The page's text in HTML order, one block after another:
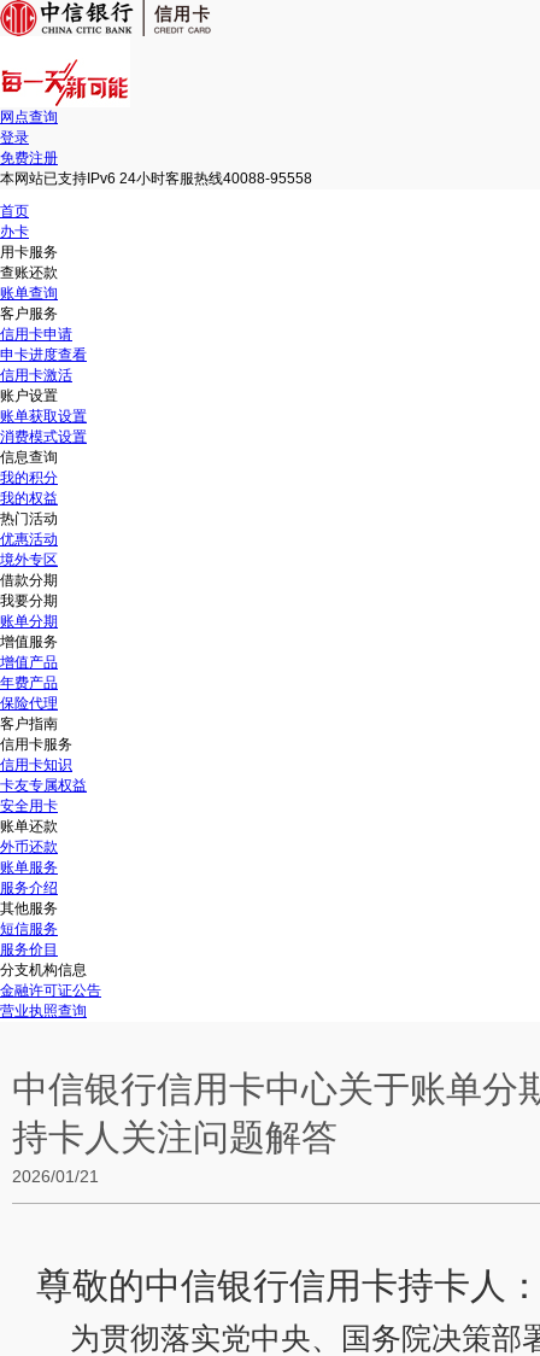
网点查询
登录
免费注册
本网站已支持IPv6 24小时客服热线40088-95558
首页
办卡
用卡服务
查账还款
账单查询
客户服务
信用卡申请
申卡进度查看
信用卡激活
账户设置
账单获取设置
消费模式设置
信息查询
我的积分
我的权益
热门活动
优惠活动
境外专区
借款分期
我要分期
账单分期
增值服务
增值产品
年费产品
保险代理
客户指南
信用卡服务
信用卡知识
卡友专属权益
安全用卡
账单还款
外币还款
账单服务
服务介绍
其他服务
短信服务
服务价目
分支机构信息
金融许可证公告
营业执照查询
中信银行信用卡中心关于账单分
持卡人关注问题解答
2026/01/21
尊敬的中信银行信用卡持卡人
为贯彻落实党中央、国务院决策部